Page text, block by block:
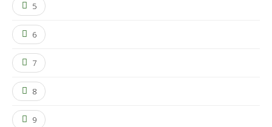
5
6
7
8
9